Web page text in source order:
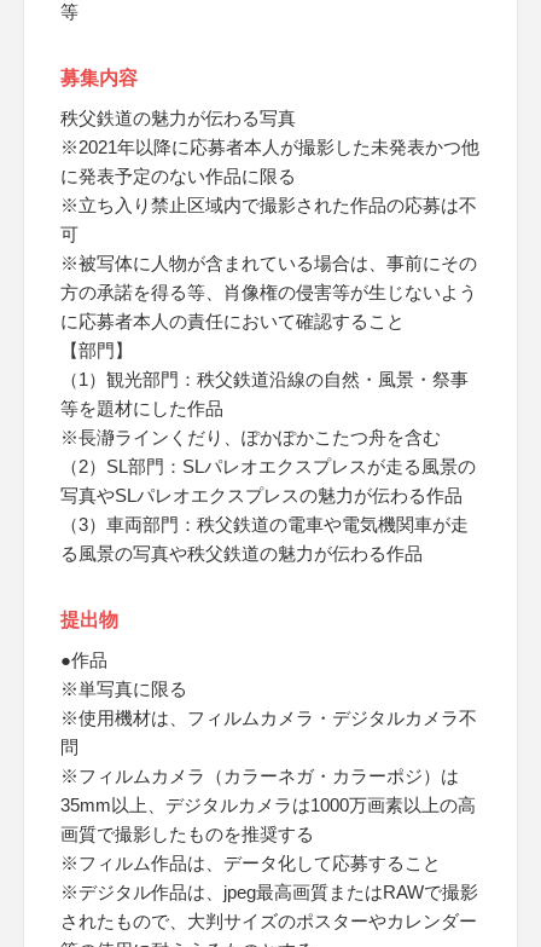
等
募集内容
秩父鉄道の魅力が伝わる写真
※2021年以降に応募者本人が撮影した未発表かつ他
に発表予定のない作品に限る
※立ち入り禁止区域内で撮影された作品の応募は不
可
※被写体に人物が含まれている場合は、事前にその
方の承諾を得る等、肖像権の侵害等が生じないよう
に応募者本人の責任において確認すること
【部門】
（1）観光部門：秩父鉄道沿線の自然・風景・祭事
等を題材にした作品
※長瀞ラインくだり、ぽかぽかこたつ舟を含む
（2）SL部門：SLパレオエクスプレスが走る風景の
写真やSLパレオエクスプレスの魅力が伝わる作品
（3）車両部門：秩父鉄道の電車や電気機関車が走
る風景の写真や秩父鉄道の魅力が伝わる作品
提出物
●作品
※単写真に限る
※使用機材は、フィルムカメラ・デジタルカメラ不
問
※フィルムカメラ（カラーネガ・カラーポジ）は
35mm以上、デジタルカメラは1000万画素以上の高
画質で撮影したものを推奨する
※フィルム作品は、データ化して応募すること
※デジタル作品は、jpeg最高画質またはRAWで撮影
されたもので、大判サイズのポスターやカレンダー